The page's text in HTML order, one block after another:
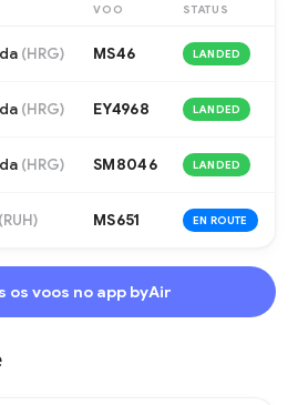
VOO STATUS
(HRG) MS46 LANDED
(HRG) EY4968 LANDED
(HRG) SM8046 LANDED
(RUH) MS651 EN ROUTE
os voos no app byAir